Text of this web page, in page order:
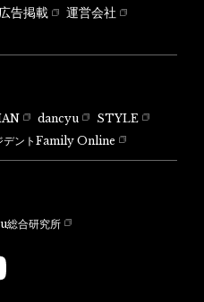
広告掲載
運営会社
dancyu
STYLE
デントFamily Online
総合研究所